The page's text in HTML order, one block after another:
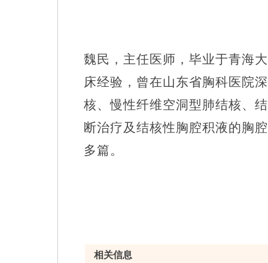
魏民，主任医师，毕业于青海
床经验，曾在山东省胸科医院
核、慢性纤维空洞型肺结核、
断治疗及结核性胸腔积液的胸
多篇。
相关信息